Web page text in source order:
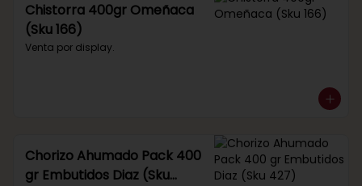
Chistorra 400gr Omeñaca
(Sku 166)
Venta por display.
Chorizo Ahumado Pack 400
gr Embutidos Diaz (Sku